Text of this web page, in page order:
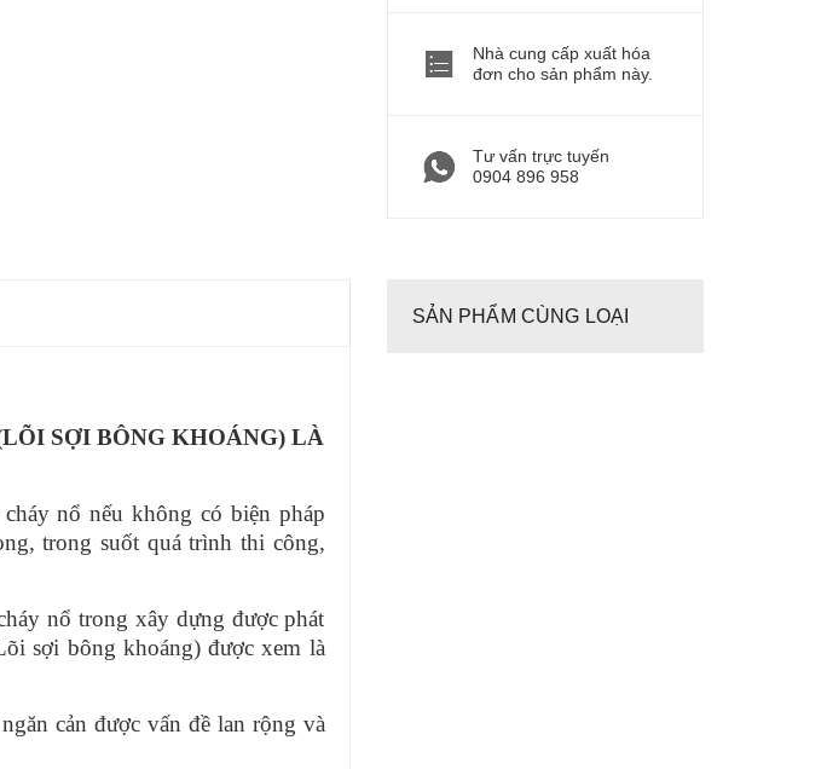
Nhà cung cấp xuất hóa
đơn cho sản phẩm này.
Tư vấn trực tuyến
0904 896 958
SỢI BÔNG KHOÁNG) LÀ
nổ nếu không có biện pháp
trong suốt quá trình thi công,
nổ trong xây dựng được phát
sợi bông khoáng) được xem là
cản được vấn đề lan rộng và
SẢN PHẨM CÙNG LOẠI